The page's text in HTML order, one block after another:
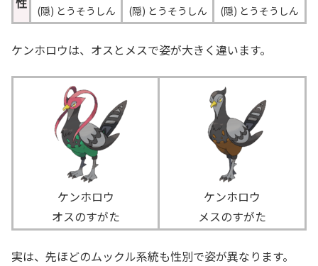
(隠) とうそうしん
(隠) とうそうしん
(隠) とうそうしん
ケンホロウは、オスとメスで姿が大きく違います。
ケンホロウ
オスのすがた
ケンホロウ
メスのすがた
実は、先ほどのムックル系統も性別で姿が異なります。